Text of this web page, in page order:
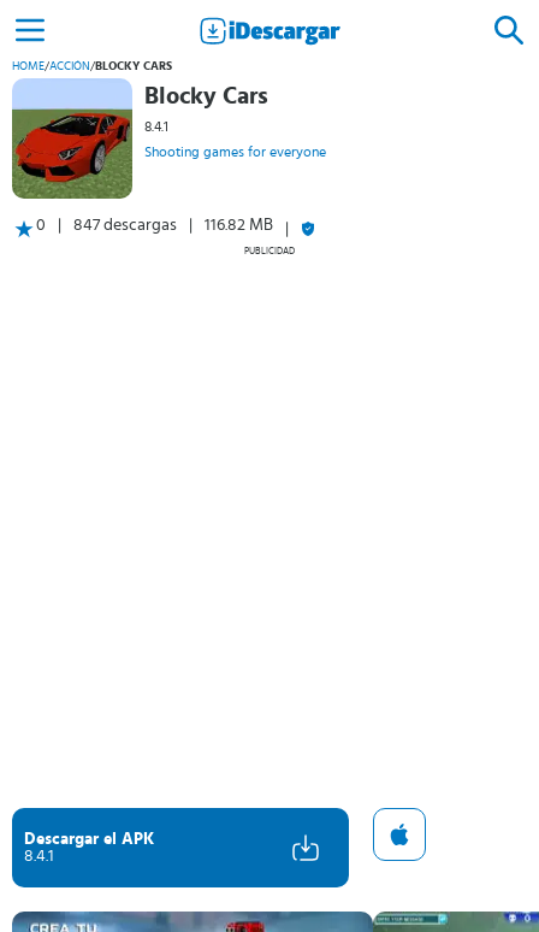
HOME/ACCIÓN/ BLOCKY CARS
Blocky Cars
8.4.1
Shooting games for everyone
0 847 descargas 116.82 MB
PUBLICIDAD
Descargar el APK
8.4.1